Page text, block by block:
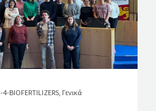
4-BIOFERTILIZERS Γενικά